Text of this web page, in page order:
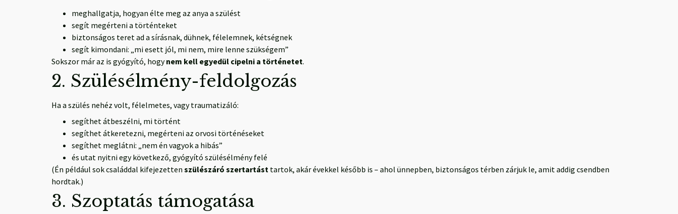
meghallgatja, hogyan élte meg az anya a szülést
segít megérteni a történteket
biztonságos teret ad a sírásnak, dühnek, félelemnek, kétségnek
segít kimondani: „mi esett jól, mi nem, mire lenne szükségem”
Sokszor már az is gyógyító, hogynem kell egyedül cipelni a történetet.
2. Szülésélmény-feldolgozás
Ha a szülés nehéz volt, félelmetes, vagy traumatizáló:
segíthet átbeszélni, mi történt
segíthet átkeretezni, megérteni az orvosi történéseket
segíthet meglátni: „nem én vagyok a hibás”
és utat nyitni egy következő, gyógyító szülésélmény felé
(Én például sok családdal kifejezetten szülészáró szertartást tartok, akár évekkel később is – ahol ünnepben, biztonságos térben zárjuk le, amit addig csendben
hordtak.)
3. Szoptatás támogatása